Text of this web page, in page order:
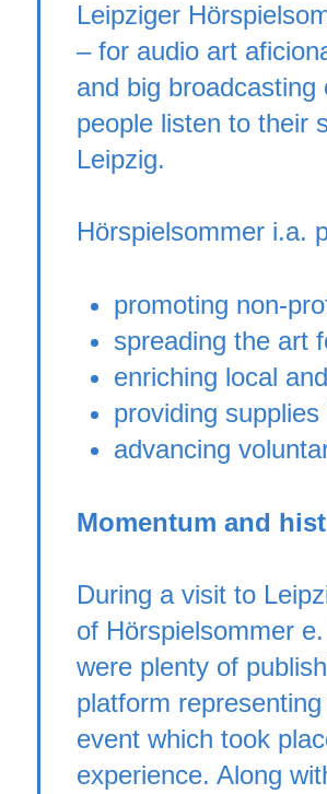
Leipziger
– for audio art
and big
people listen to their
Leipzig.
Hörspielsommer i.a.
promoting non-
spreading the art
enriching local
providing
advancing
Momentum and
During a visit to
of Hörspielsommer
were plenty of
platform
event which took
experience. Along